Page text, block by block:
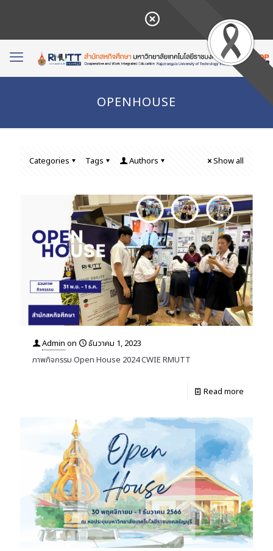
OPENHOUSE
Categories Tags Authors Show all
Admin on
ธันวาคม 1, 2023
ภาพกิจกรรม Open House 2024 CWIE RMUTT
Read more